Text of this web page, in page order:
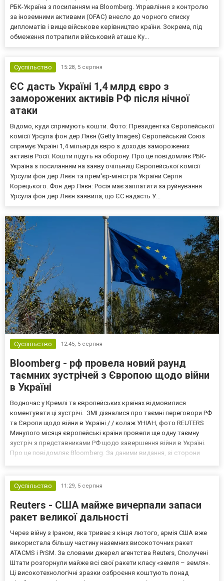
РБК-Україна з посиланням на Bloomberg. Управління з контролю
за іноземними активами (OFAC) внесло до чорного списку
дипломатів і вище військове керівництво країни. Зокрема, під
обмеження потрапили військовий аташе Ку...
Суспільство 15:28, 5 серпня
ЄС дасть Україні 1,4 млрд євро з
заморожених активів РФ після нічної
атаки
Відомо, куди спрямують кошти. Фото: Президентка Європейської
комісії Урсула фон дер Ляєн (Getty Images) Європейський Союз
спрямує Україні 1,4 мільярда євро з доходів заморожених
активів Росії. Кошти підуть на оборону. Про це повідомляє РБК-
Україна з посиланням на заяву очільниці Європейської комісії
Урсули фон дер Ляєн та прем'єр-міністра України Сергія
Корецького. Фон дер Ляєн: Росія має заплатити за руйнування
Урсула фон дер Ляєн заявила, що ЄС надасть У...
Суспільство 12:45, 5 серпня
Bloomberg - рф провела новий раунд
таємних зустрічей з Європою щодо війни
в Україні
Водночас у Кремлі та європейських країнах відмовилися
коментувати ці зустрічі. ЗМІ дізналися про таємні переговори РФ
та Європи щодо війни в Україні / / колаж УНІАН, фото REUTERS
Минулого місяця європейські країни провели ще одну таємну
зустріч з представниками РФ щодо завершення війни в Україні.
Про це повідомляє Bloomberg. За даними видання, зі сторони
Суспільство
11:29, 5 серпня
Reuters - США майже вичерпали запаси
ракет великої дальності
Через війну з Іраном, яка триває з кінця лютого, армія США вже
використала більшу частину наземних високоточних ракет
ATACMS і PrSM. За словами джерел агентства Reuters, Сполучені
Штати розгорнули майже всі свої ракети класу «земля – земля».
Ці високотехнологічні зразки озброєння коштують понад